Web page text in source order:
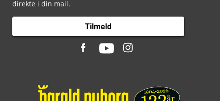
direkte i din mail.
Tilmeld